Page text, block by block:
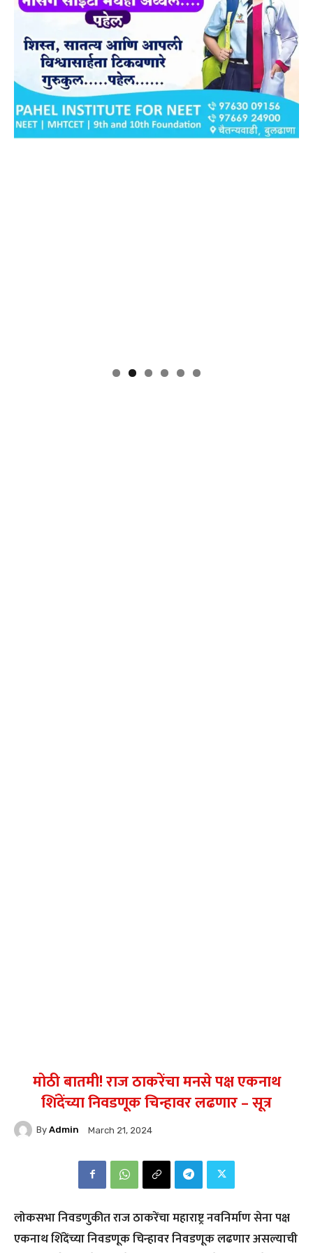
मोठी बातमी! राज ठाकरेंचा मनसे पक्ष एकनाथ
शिंदेंच्या निवडणूक चिन्हावर लढणार – सूत्र
By Admin March 21, 2024
लोकसभा निवडणुकीत राज ठाकरेंचा महाराष्ट्र नवनिर्माण सेना पक्ष
एकनाथ शिंदेंच्या निवडणूक चिन्हावर निवडणूक लढणार असल्याची